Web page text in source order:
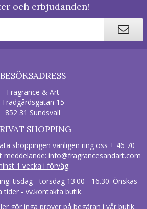
och erbjudanden!
BESÖKSADRESS
Fragrance & Art
Trädgårdsgatan 15
852 31 Sundsvall
SHOPPING
shoppingen vänligen ring oss + 46 70
meddelande: info@fragrancesandart.com
1 vecka i förväg.
tisdag - torsdag 13.00 - 16.30. Önskas
tider - vv.kontakta butik.
gör inga prover på begäran i vår butik.